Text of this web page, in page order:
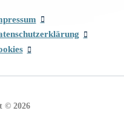
© 2026